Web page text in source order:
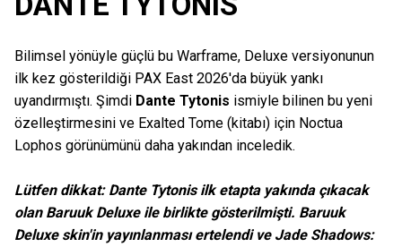
Bilimsel yönüyle güçlü bu Warframe, Deluxe versiyonunun
ilk kez gösterildiği PAX East 2026'da büyük yankı
uyandırmıştı. Şimdi Dante Tytonis ismiyle bilinen bu yeni
özelleştirmesini ve Exalted Tome (kitabı) için Noctua
Lophos görünümünü daha yakından inceledik.
Lütfen dikkat: Dante Tytonis ilk etapta yakında çıkacak
olan Baruuk Deluxe ile birlikte gösterilmişti. Baruuk
Deluxe skin'in yayınlanması ertelendi ve Jade Shadows: